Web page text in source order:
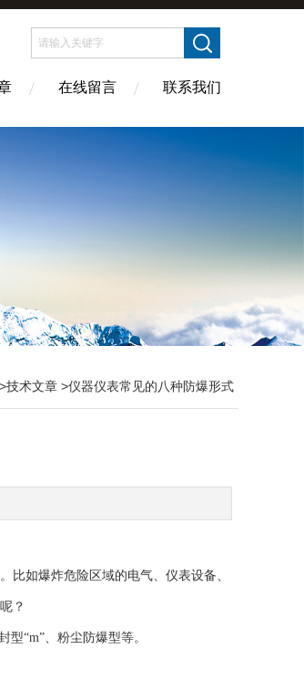
在线留言 联系我们
>技术文章 >仪器仪表常见的八种防爆形式
比如爆炸危险区域的电气、仪表设备、
？
型“m”、粉尘防爆型等。